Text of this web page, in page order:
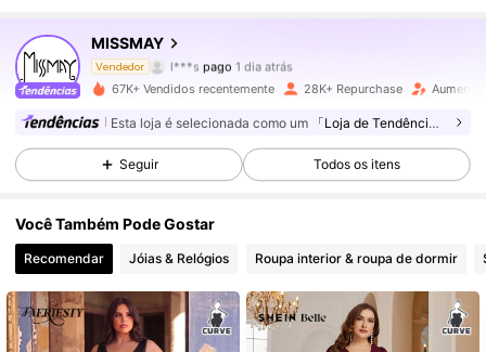
MISSMAY
Vendedor
4,87
m***sseguiu1 horas atrás
4,87 62K Seguidores
4,87 62K Seguidores
4,87 62K Seguidores
67K+ Vendidos recentemente 28K+ Repurchase Aumento
Esta loja é selecionada como um 「Loja de Tendências」
Seguir Todos os itens
Você Também Pode Gostar
Recomendar Jóias & Relógios Roupa interior & roupa de dormir